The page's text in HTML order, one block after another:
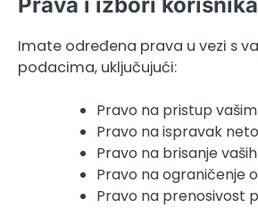
Imate određena prava u vezi s
podacima, uključujući:
Pravo na pristup
Pravo na ispravak
Pravo na brisanje
Pravo na ograničenje
Pravo na prenosivost